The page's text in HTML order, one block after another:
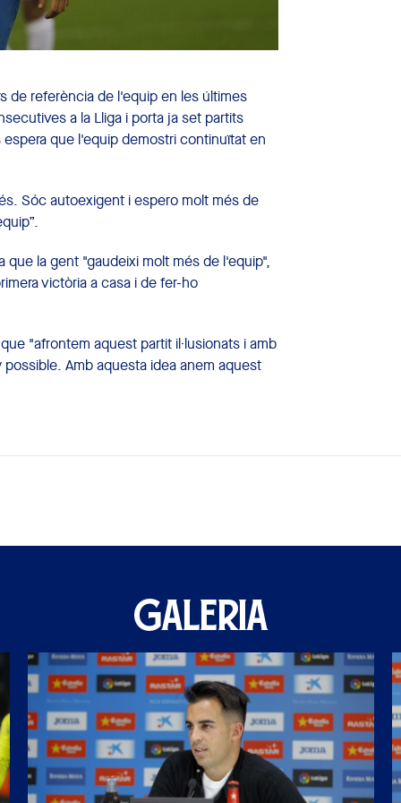
de referència de l'equip en les últimes
a la Lliga i porta ja set partits
que l'equip demostri continuïtat en
Sóc autoexigent i espero molt més de
la gent "gaudeixi molt més de l'equip",
victòria a casa i de fer-ho
"afrontem aquest partit il·lusionats i amb
Amb aquesta idea anem aquest
GALERIA